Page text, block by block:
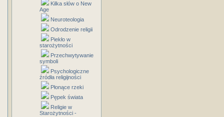
Kilka słów o New
Age
Neuroteologia
Odrodzenie religii
Piekło w
starożytności
Przechwytywanie
symboli
Psychologiczne
źródła religijności
Płonące rzeki
Pępek świata
Religie w
Starożytności -